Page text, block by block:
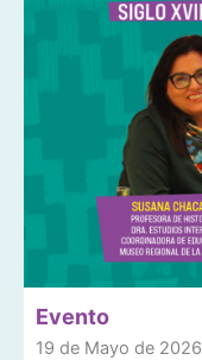
Evento
19 de Mayo de 2026